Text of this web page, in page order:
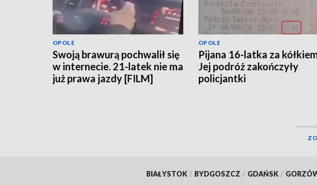
OPOLE
Swoją brawurą pochwalił się
w internecie. 21-latek nie ma
już prawa jazdy [FILM]
OPOLE
Pijana 16-latka za
Jej podróż zakończyły
policjantki
BIAŁYSTOK / BYDGOSZCZ / GDAŃSK /